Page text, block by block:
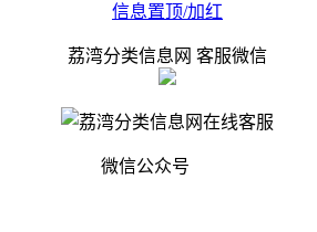
信息置顶/加红
荔湾分类信息网 客服微信
微信公众号